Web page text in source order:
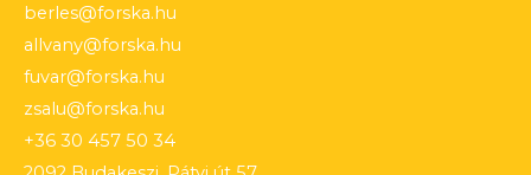
berles@forska.hu
allvany@forska.hu
fuvar@forska.hu
zsalu@forska.hu
+36 30 457 50 34